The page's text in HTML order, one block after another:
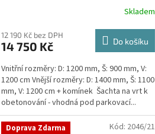
Skladem
12 190 Kč bez DPH
14 750 Kč Do košíku
Vnitřní rozměry: D: 1200 mm, Š: 900 mm, V:
1200 cm Vnější rozměry: D: 1400 mm, Š: 1100
mm, V: 1200 cm + komínek Šachta na vrt k
obetonování - vhodná pod parkovací...
Doprava Zdarma Kód: 2046/21